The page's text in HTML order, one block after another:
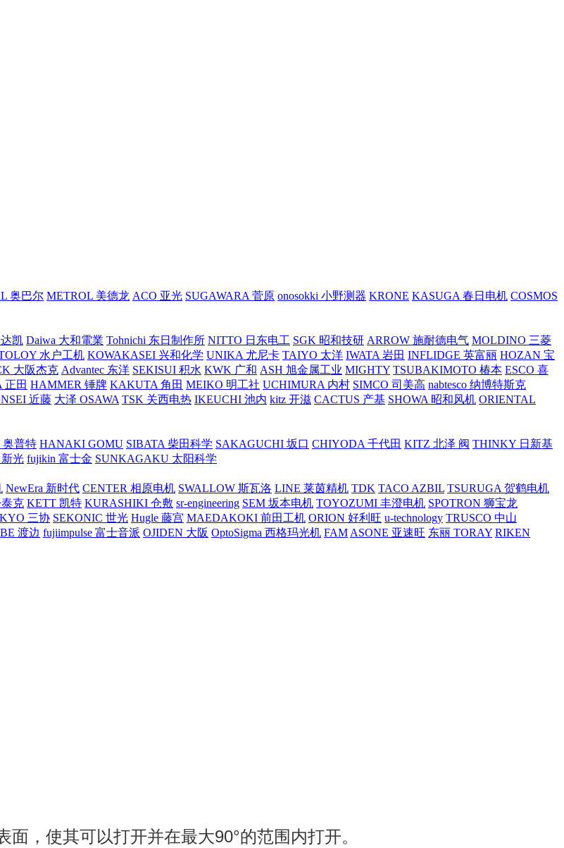
奥巴尔 METROL 美德龙 ACO 亚光 SUGAWARA 菅原 onosokki 小野测器 KRONE KASUGA 春日电机 COSMOS
凯 Daiwa 大和電業 Tohnichi 东日制作所 NITTO 日东电工 SGK 昭和技研 ARROW 施耐德电气 MOLDINO 三菱
水户工机 KOWAKASEI 兴和化学 UNIKA 尤尼卡 TAIYO 太洋 IWATA 岩田 INFLIDGE 英富丽 HOZAN 宝
大阪杰克 Advantec 东洋 SEKISUI 积水 KWK 广和 ASH 旭金属工业 MIGHTY TSUBAKIMOTO 椿本 ESCO 喜
正田 HAMMER 锤牌 KAKUTA 角田 MEIKO 明工社 UCHIMURA 内村 SIMCO 司美高 nabtesco 纳博特斯克
近藤 大泽 OSAWA TSK 关西电热 IKEUCHI 池内 kitz 开滋 CACTUS 产基 SHOWA 昭和风机 ORIENTAL
奥普特 HANAKI GOMU SIBATA 柴田科学 SAKAGUCHI 坂口 CHIYODA 千代田 KITZ 北泽 阀 THINKY 日新基
光 fujikin 富士金 SUNKAGAKU 太阳科学
NewEra 新时代 CENTER 相原电机 SWALLOW 斯瓦洛 LINE 莱茵精机 TDK TACO AZBIL TSURUGA 贺鹤电机
克 KETT 凯特 KURASHIKI 仓敷 sr-engineering SEM 坂本电机 TOYOZUMI 丰澄电机 SPOTRON 狮宝龙
三协 SEKONIC 世光 Hugle 藤宫 MAEDAKOKI 前田工机 ORION 好利旺 u-technology TRUSCO 中山
渡边 fujiimpulse 富士音派 OJIDEN 大阪 OptoSigma 西格玛光机 FAM ASONE 亚速旺 东丽 TORAY RIKEN
，使其可以打开并在最大90°的范围内打开。